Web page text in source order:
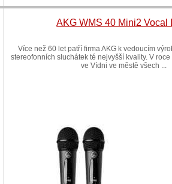
AKG WMS 40 Mini2 Vocal
Více než 60 let patří firma AKG k vedoucím
stereofonních sluchátek té nejvyšší kvality. V
ve Vídni ve městě všech ...